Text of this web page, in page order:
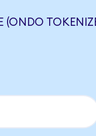
(ONDO